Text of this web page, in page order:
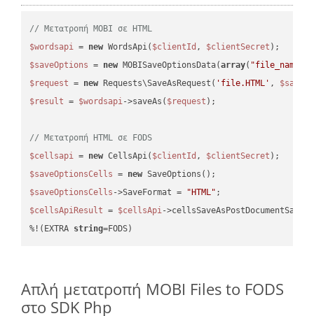
// Μετατροπή MOBI σε HTML
$wordsapi = new WordsApi( $clientId , $clientSecret
$saveOptions = new MOBISaveOptionsData(array( "file_name"
$request = new Requests\SaveAsRequest( 'file.HTML' ,
$result = $wordsapi->saveAs( $request );
// Μετατροπή HTML σε FODS
$cellsapi = new CellsApi( $clientId , $clientSecret
$saveOptionsCells = new
$saveOptionsCells ->SaveFormat = "HTML"
$cellsApiResult = $cellsApi-
%!(EXTRA string=FODS)
Απλή μετατροπή MOBI Files to FODS
στο SDK Php